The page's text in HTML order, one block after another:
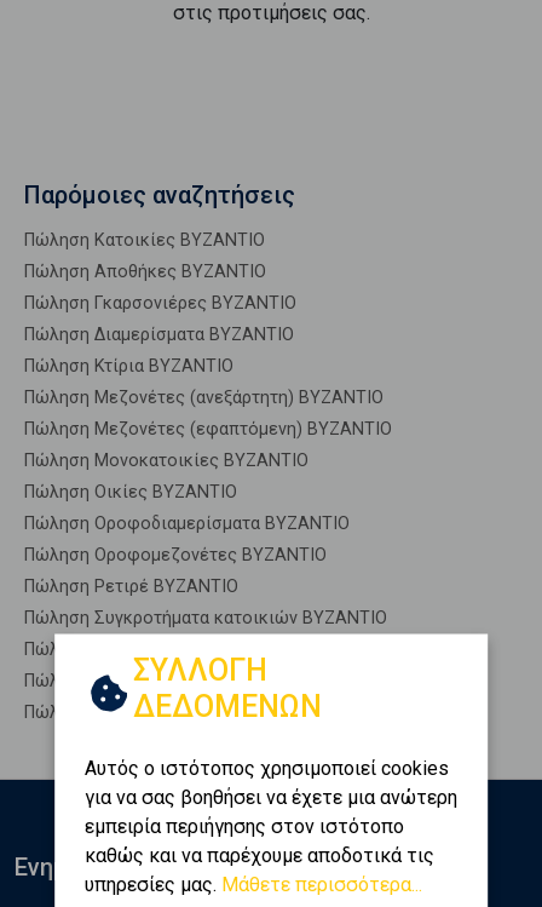
στις προτιμήσεις σας.
Παρόμοιες αναζητήσεις
Πώληση Κατοικίες ΒΥΖΑΝΤΙΟ
Πώληση Αποθήκες ΒΥΖΑΝΤΙΟ
Πώληση Γκαρσονιέρες ΒΥΖΑΝΤΙΟ
Πώληση Διαμερίσματα ΒΥΖΑΝΤΙΟ
Πώληση Κτίρια ΒΥΖΑΝΤΙΟ
Πώληση Μεζονέτες (ανεξάρτητη) ΒΥΖΑΝΤΙΟ
Πώληση Μεζονέτες (εφαπτόμενη) ΒΥΖΑΝΤΙΟ
Πώληση Μονοκατοικίες ΒΥΖΑΝΤΙΟ
Πώληση Οικίες ΒΥΖΑΝΤΙΟ
Πώληση Οροφοδιαμερίσματα ΒΥΖΑΝΤΙΟ
Πώληση Οροφομεζονέτες ΒΥΖΑΝΤΙΟ
Πώληση Ρετιρέ ΒΥΖΑΝΤΙΟ
Πώληση Συγκροτήματα κατοικιών ΒΥΖΑΝΤΙΟ
Πώληση Υπόγεια ΒΥΖΑΝΤΙΟ
Πώληση Υπόσκαφα ΒΥΖΑΝΤΙΟ
Πώληση Υπολ. υψουν ΒΥΖΑΝΤΙΟ
ΣΥΛΛΟΓΗ
ΔΕΔΟΜΕΝΩΝ
Αυτός ο ιστότοπος χρησιμοποιεί cookies
για να σας βοηθήσει να έχετε μια ανώτερη
εμπειρία περιήγησης στον ιστότοπο
καθώς και να παρέχουμε αποδοτικά τις
υπηρεσίες μας. Μάθετε περισσότερα...
Ενημερωθείτε